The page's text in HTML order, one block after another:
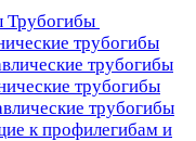
Трубогибы
трубогибы
трубогибы
трубогибы
трубогибы
к профилегибам и